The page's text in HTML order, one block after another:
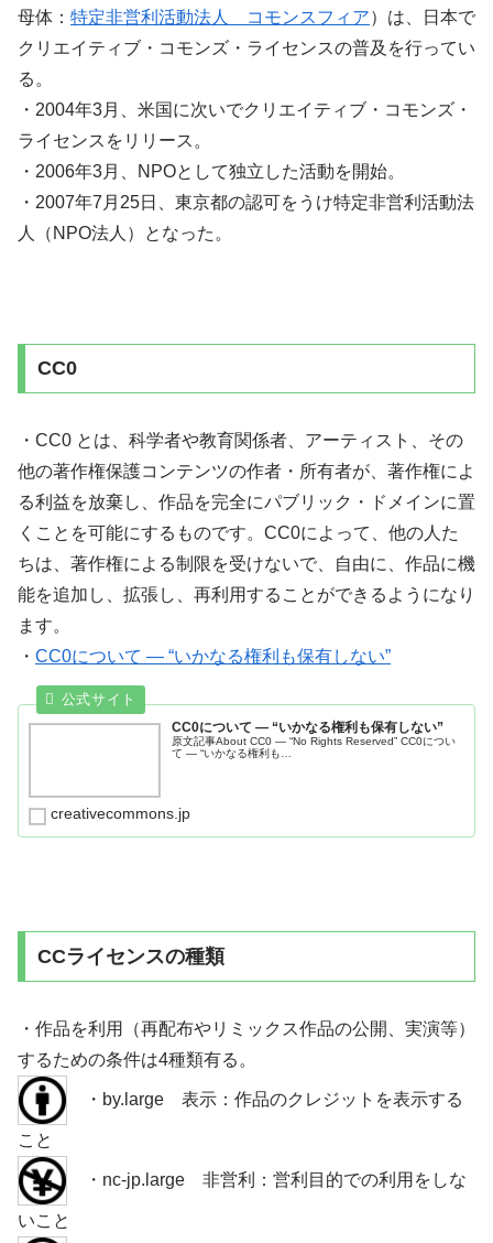
母体： 特定非営利活動法人 コモンスフィア）は、日本で
クリエイティブ・コモンズ・ライセンスの普及を行ってい
る。
・2004年3月、米国に次いでクリエイティブ・コモンズ・
ライセンスをリリース。
・2006年3月、NPOとして独立した活動を開始。
・2007年7月25日、東京都の認可をうけ特定非営利活動法
人（NPO法人）となった。
CC0
・CC0 とは、科学者や教育関係者、アーティスト、その
他の著作権保護コンテンツの作者・所有者が、著作権によ
る利益を放棄し、作品を完全にパブリック・ドメインに置
くことを可能にするものです。CC0によって、他の人た
ちは、著作権による制限を受けないで、自由に、作品に機
能を追加し、拡張し、再利用することができるようになり
ます。
・ CC0について ― “いかなる権利も保有しない”
CC0について ― “いかなる権利も保有しない”
原文記事About CC0 — “No Rights Reserved” CC0につい
て ― “いかなる権利も…
creativecommons.jp
CCライセンスの種類
・作品を利用（再配布やリミックス作品の公開、実演等）
するための条件は4種類有る。
・by.large 表示：作品のクレジットを表示する
こと
・nc-jp.large 非営利：営利目的での利用をしな
いこと